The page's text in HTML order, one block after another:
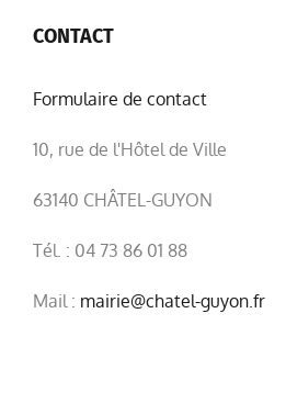
CONTACT
Formulaire de contact
10, rue de l'Hôtel de Ville
63140 CHÂTEL-GUYON
Tél. : 04 73 86 01 88
Mail : mairie@chatel-guyon.fr